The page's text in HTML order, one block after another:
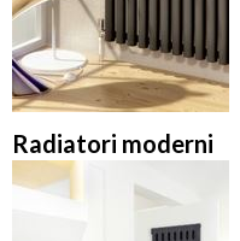
Radiatori moderni